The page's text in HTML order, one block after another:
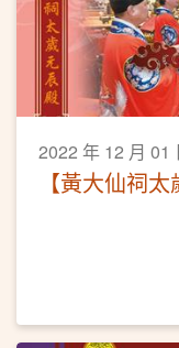
2022 年 12 月 01
【黃大仙祠